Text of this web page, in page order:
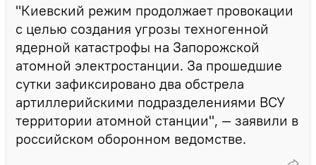
"Киевский режим продолжает провокации
с целью создания угрозы техногенной
ядерной катастрофы на Запорожской
атомной электростанции. За прошедшие
сутки зафиксировано два обстрела
артиллерийскими подразделениями ВСУ
территории атомной станции", — заявили в
российском оборонном ведомстве.